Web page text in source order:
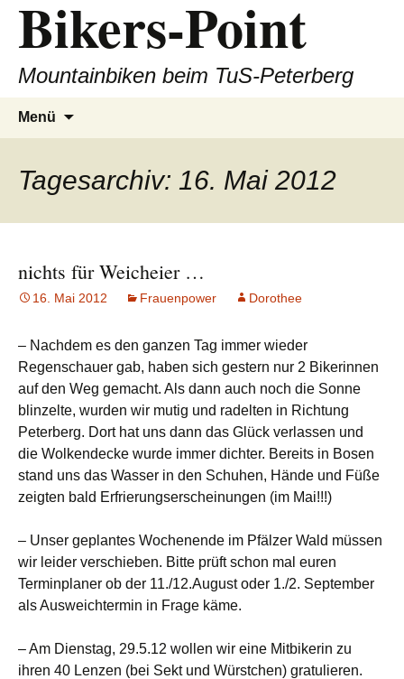
Zum
Inhalt
springen
Bikers-Point
Mountainbiken beim TuS-Peterberg
Menü
Tagesarchiv: 16. Mai 2012
nichts für Weicheier …
16. Mai 2012 Frauenpower Dorothee
– Nachdem es den ganzen Tag immer wieder
Regenschauer gab, haben sich gestern nur 2 Bikerinnen
auf den Weg gemacht. Als dann auch noch die Sonne
blinzelte, wurden wir mutig und radelten in Richtung
Peterberg. Dort hat uns dann das Glück verlassen und
die Wolkendecke wurde immer dichter. Bereits in Bosen
stand uns das Wasser in den Schuhen, Hände und Füße
zeigten bald Erfrierungserscheinungen (im Mai!!!)
– Unser geplantes Wochenende im Pfälzer Wald müssen
wir leider verschieben. Bitte prüft schon mal euren
Terminplaner ob der 11./12.August oder 1./2. September
als Ausweichtermin in Frage käme.
– Am Dienstag, 29.5.12 wollen wir eine Mitbikerin zu
ihren 40 Lenzen (bei Sekt und Würstchen) gratulieren.